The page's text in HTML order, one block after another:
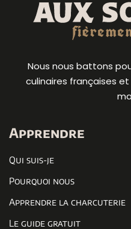
Nous nous battons
culinaires françaises
Apprendre
Qui suis-je
Pourquoi nous
Apprendre la charcuterie
Le guide gratuit